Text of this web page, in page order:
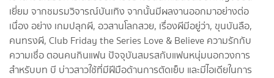
เยี่ยม จากชมรมวิจารณ์บันเทิง จากนั้นมีผลงานออกมาอย่างต่อ
เนื่อง อย่าง เกมปลุกผี, อวสานโลกสวย, เรื่องผีมีอยู่ว่า, ขุนบันลือ,
คนทรงผี, Club Friday the Series Love & Believe ความรักกับ
ความเชื่อ ตอนคนกินแฟน ปัจจุบันสมรสกับแฟนหนุ่มนอกวงการ
สำหรับบท บี บ่าวสาวใช้ที่มีฝีมือด้านการตัดเย็บ และมีไอเดียในการ